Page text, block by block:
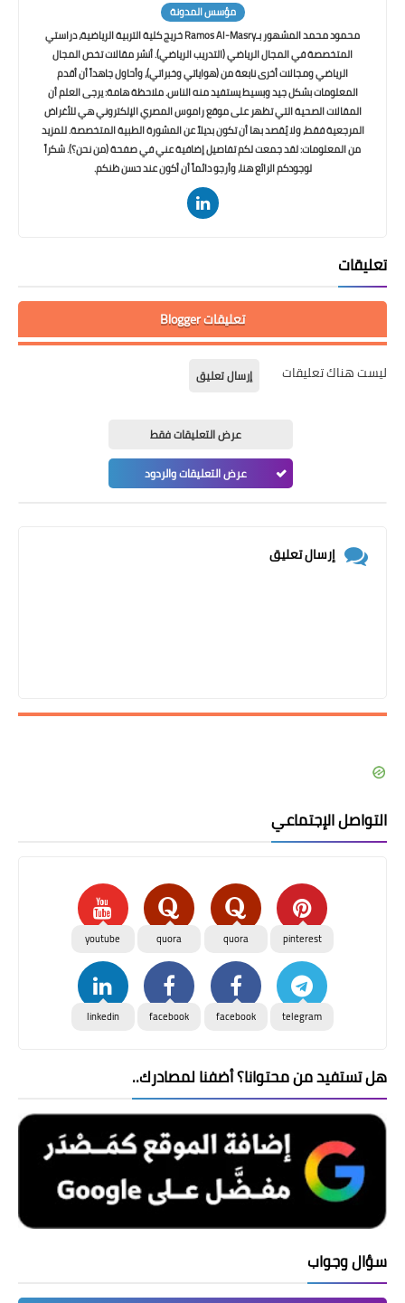
مؤسس المدونة
محمود محمد المشهور بـRamos Al-Masry خريج كلية التربية الرياضية، دراستي
المتخصصة في المجال الرياضي (التدريب الرياضي). أنشر مقالات تخص المجال
الرياضي ومجالات أخرى نابعة من (هواياتي وخبراتي)، وأحاول جاهداً أن أقدم
المعلومات بشكل جيد وبسيط يستفيد منه الناس. ملاحظة هامة: يرجى العلم أن
المقالات الصحية التي تظهر على موقع راموس المصري الإلكتروني هي للأغراض
المرجعية فقط، ولا يُقصد بها أن تكون بديلاً عن المشورة الطبية المتخصصة. للمزيد
من المعلومات: لقد جمعت لكم تفاصيل إضافية عني في صفحة (من نحن؟). شكراً
لوجودكم الرائع هنا، وأرجو دائماً أن أكون عند حسن ظنكم.
تعليقات
تعليقات Blogger
ليست هناك تعليقات إرسال تعليق
عرض التعليقات فقط
عرض التعليقات والردود
إرسال تعليق
التواصل الإجتماعي
pinterest
quora
quora
youtube
telegram
facebook
facebook
linkedin
هل تستفيد من محتوانا؟ أضفنا لمصادرك..
سؤال وجواب